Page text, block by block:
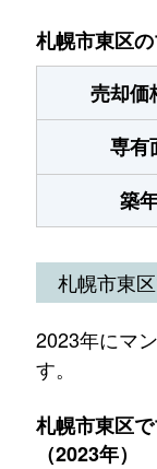
札幌市東区
売却価
専有
築
札幌市東
2023年にマ
す。
札幌市東区
（2023年）